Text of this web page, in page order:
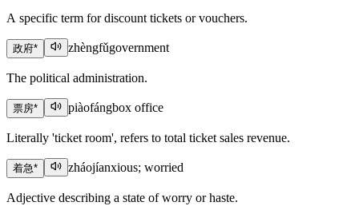
A specific term for discount tickets or vouchers.
政府* zhèngfǔgovernment
The political administration.
票房* piàofángbox office
Literally 'ticket room', refers to total ticket sales revenue.
着急* zháojíanxious; worried
Adjective describing a state of worry or haste.